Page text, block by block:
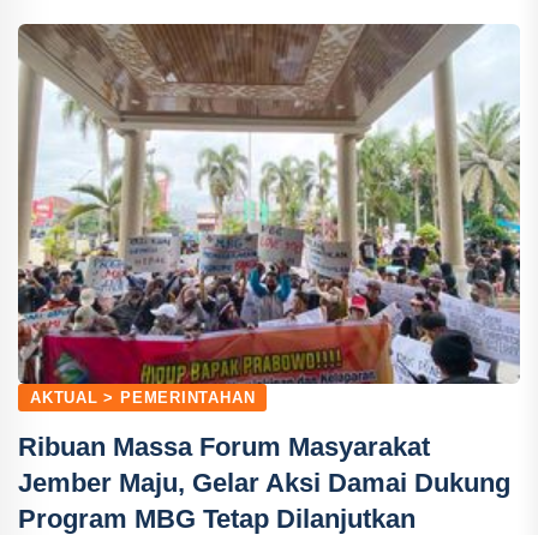
AKTUAL > PEMERINTAHAN
Ribuan Massa Forum Masyarakat
Jember Maju, Gelar Aksi Damai Dukung
Program MBG Tetap Dilanjutkan